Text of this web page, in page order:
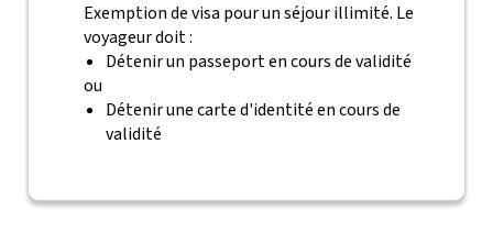
Exemption de visa pour un séjour illimité. Le
voyageur doit :
Détenir un passeport en cours de validité
ou
Détenir une carte d'identité en cours de
validité